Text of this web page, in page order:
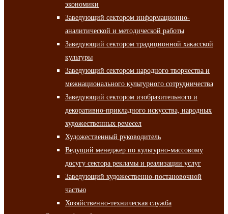
экономики
Заведующий сектором информационно-
аналитической и методической работы
Заведующий сектором традиционной хакасской
культуры
Заведующий сектором народного творчества и
межнационального культурного сотрудничества
Заведующий сектором изобразительного и
декоративно-прикладного искусства, народных
художественных ремесел
Художественный руководитель
Ведущий менеджер по культурно-массовому
досугу сектора рекламы и реализации услуг
Заведующий художественно-постановочной
частью
Хозяйственно-техническая служба